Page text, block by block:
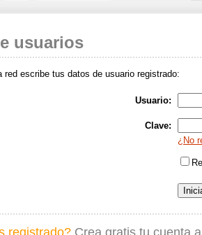
usuarios
red escribe tus datos de usuario registrado:
Usuario:
Clave:
¿No
registrado? Crea gratis tu cuenta